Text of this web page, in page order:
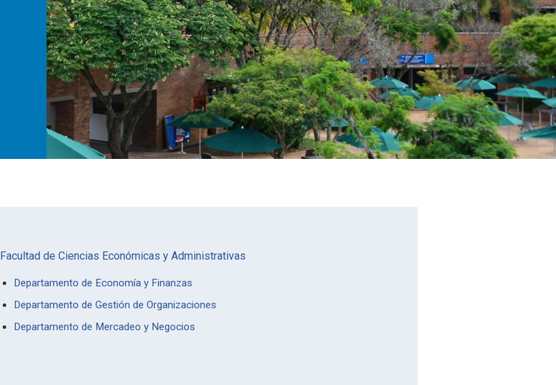
Facultad de Ciencias Económicas y Administrativas
Departamento de Economía y Finanzas
Departamento de Gestión de Organizaciones
Departamento de Mercadeo y Negocios